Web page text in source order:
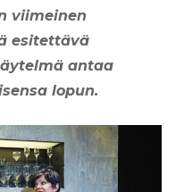
viimeinen
esitettävä
antaa
lopun.